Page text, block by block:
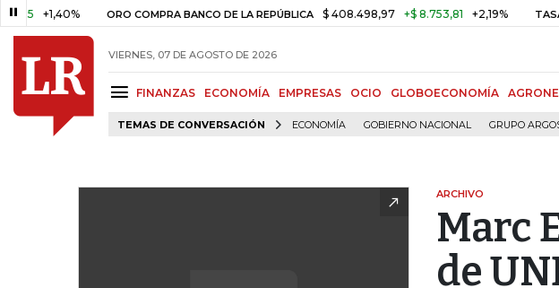
+1,40% ORO COMPRA BANCO DE LA REPÚBLICA $ 408.498,97 +$ 8.753,81 +2,19% TASA
VIERNES, 07 DE AGOSTO DE 2026
FINANZAS ECONOMÍA EMPRESAS OCIO GLOBOECONOMÍA
TEMAS DE CONVERSACIÓN ECONOMÍA GOBIERNO NACIONAL GRUPO
ARCHIVO
Marc
de